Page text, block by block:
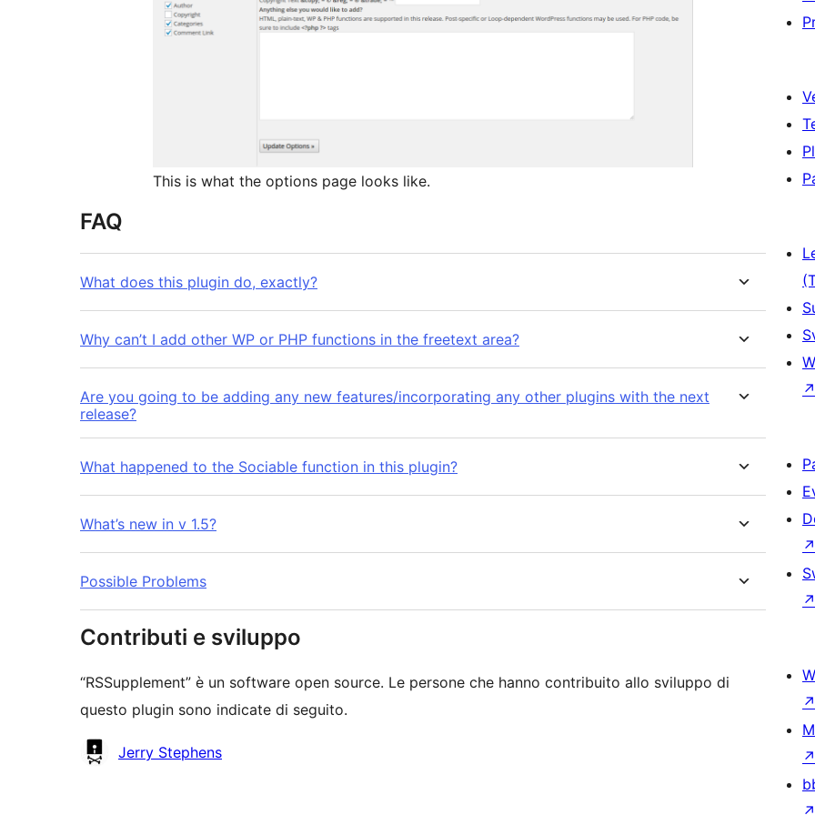
This is what the options page looks like.
FAQ
What does this plugin do, exactly?
Why can’t I add other WP or PHP functions in the freetext area?
Are you going to be adding any new features/incorporating any other plugins with the next
release?
What happened to the Sociable function in this plugin?
What’s new in v 1.5?
Possible Problems
Contributi e sviluppo
“RSSupplement” è un software open source. Le persone che hanno contribuito allo sviluppo di
questo plugin sono indicate di seguito.
Collaboratori
Jerry Stephens
↗
↗
↗
↗
↗